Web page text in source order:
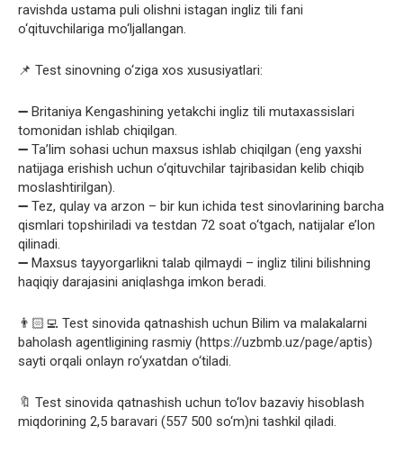
ravishda ustama puli olishni istagan ingliz tili fani
o‘qituvchilariga mo‘ljallangan.
📌 Test sinovning o‘ziga xos xususiyatlari:
➖ Britaniya Kengashining yetakchi ingliz tili mutaxassislari
tomonidan ishlab chiqilgan.
➖ Ta’lim sohasi uchun maxsus ishlab chiqilgan (eng yaxshi
natijaga erishish uchun o‘qituvchilar tajribasidan kelib chiqib
moslashtirilgan).
➖ Tez, qulay va arzon – bir kun ichida test sinovlarining barcha
qismlari topshiriladi va testdan 72 soat o‘tgach, natijalar e’lon
qilinadi.
➖ Maxsus tayyorgarlikni talab qilmaydi – ingliz tilini bilishning
haqiqiy darajasini aniqlashga imkon beradi.
👨🏻‍💻 Test sinovida qatnashish uchun Bilim va malakalarni
baholash agentligining rasmiy (https://uzbmb.uz/page/aptis)
sayti orqali onlayn ro‘yxatdan o‘tiladi.
🔖 Test sinovida qatnashish uchun to‘lov bazaviy hisoblash
miqdorining 2,5 baravari (557 500 so‘m)ni tashkil qiladi.